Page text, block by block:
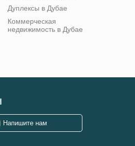
Дуплексы в Дубае
Коммерческая
недвижимость в Дубае
Напишите нам